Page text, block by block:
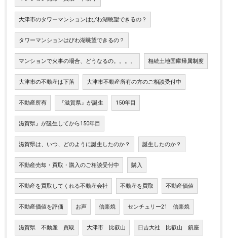
大津市のタワーマンションはびわ湖眺望できるの？
タワーマンションはびわ湖眺望できるの？
マンションで火事の場合、どうなるの。。。。 相続土地国庫帰属制度
大津市の不動産は下落 大津市不動産所有の方のご相談受付中
不動産所有 『滋賀県』が誕生 150年目
滋賀県』が誕生してから150年目
滋賀県は、いつ、どのように誕生したのか？ 誕生したのか？
不動産売却・買取・購入のご相談受付中 購入
不動産を買取してくれる不動産会社 不動産を買取 不動産価値
不動産価値を評価 お声 信楽焼 センチュリー21 信楽焼
滋賀県 不動産 買取 大津市 比叡山 日吉大社 比叡山 鎮座